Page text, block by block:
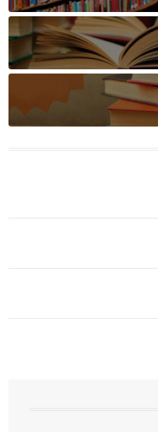
الهندسية التي ارتبطت
ومصر خاصة، حيث يحرص
في الواجهات